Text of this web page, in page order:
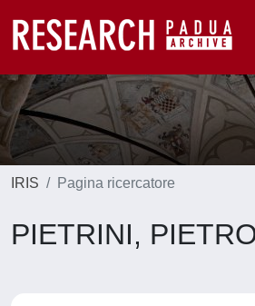
IRIS Pagina ricercatore
PIETRINI,